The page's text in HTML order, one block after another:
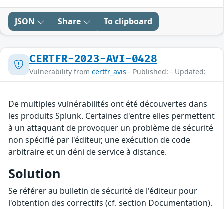
JSON Share To clipboard
CERTFR-2023-AVI-0428
Vulnerability from certfr_avis - Published: - Updated:
De multiples vulnérabilités ont été découvertes dans
les produits Splunk. Certaines d'entre elles permettent
à un attaquant de provoquer un problème de sécurité
non spécifié par l'éditeur, une exécution de code
arbitraire et un déni de service à distance.
Solution
Se référer au bulletin de sécurité de l'éditeur pour
l'obtention des correctifs (cf. section Documentation).